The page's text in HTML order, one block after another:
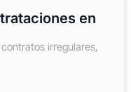
en
irregulares,